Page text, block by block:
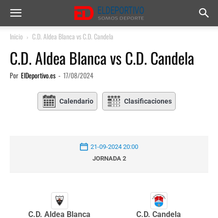
Inicio C.D. Aldea Blanca vs C.D. Candela
C.D. Aldea Blanca vs C.D. Candela
Por ElDeportivo.es - 17/08/2024
Calendario Clasificaciones
21-09-2024 20:00
JORNADA 2
C.D. Aldea Blanca C.D. Candela